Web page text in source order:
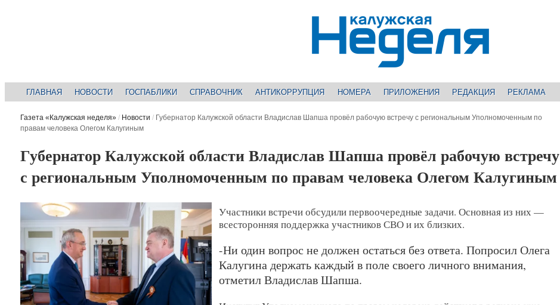
ГЛАВНАЯ НОВОСТИ ГОСПАБЛИКИ СПРАВОЧНИК АНТИКОРРУПЦИЯ НОМЕРА ПРИЛОЖЕНИЯ РЕДАКЦИЯ РЕКЛАМА
Газета «Калужская неделя» / Новости / Губернатор Калужской области Владислав Шапша провёл рабочую встречу с региональным Уполномоченным по
правам человека Олегом Калугиным
Губернатор Калужской области Владислав Шапша провёл рабочую встречу
с региональным Уполномоченным по правам человека Олегом Калугиным
Участники встречи обсудили первоочередные задачи. Основная из них —
всесторонняя поддержка участников СВО и их близких.
-Ни один вопрос не должен остаться без ответа. Попросил Олега
Калугина держать каждый в поле своего личного внимания,
отметил Владислав Шапша.